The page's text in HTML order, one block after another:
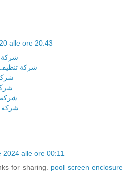
alle ore 20:43
شركة
شركة تنظيف
شركة
شركة
2024 alle ore 00:11
for sharing. pool screen enclosure